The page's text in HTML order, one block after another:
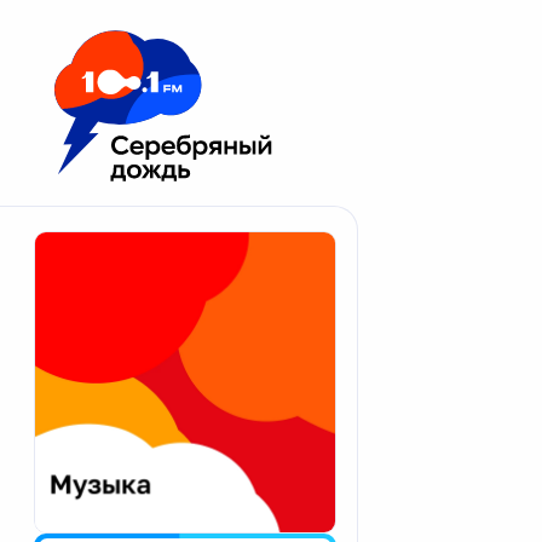
Москва 100.1 FM
Апатиты
Екатеринбург
Калининград
Калуга